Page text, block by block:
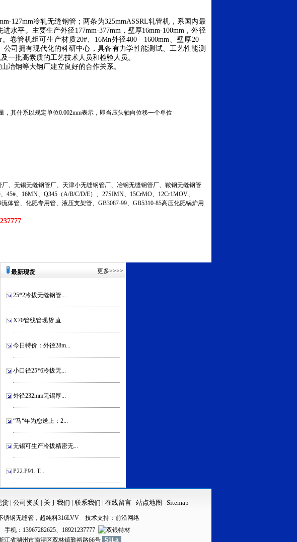
-127mm冷轧无缝钢管；两条为325mmASSRL轧管机，系国内最
进水平。主要生产外径177mm-377mm，壁厚16mm-100mm ，外径
。卷管机组可生产材质20#、 16Mn外径400—1600mm、壁厚20—
司拥有现代化的科研中心，具备有力学性能测试、工艺性能测
一批高素质的工艺技术人员和检验人员。
钢等大钢厂建立良好的合作关系。
其什系以规定单位0.002mm表示，即当压头轴向位移一个单位
无锡无缝钢管厂、天津小无缝钢管厂、冶钢无缝钢管厂、鞍钢无缝钢管
45#、16MN、Q345（A/B/C/D/E）、27SIMN、15CrMO、12Cr1MOV、
体管、化肥专用管、液压支架管、GB3087-99、GB5310-85高压化肥锅炉用
最新现货 更多>>>>
25*2冷拔无缝钢管...
X70管线管现货 直...
今日特价：外径28m...
小口径25*6冷拔无...
外径232mm无锡厚...
“马“年为您送上：2...
无锡可生产冷拔精密无...
P22.P91. T...
货 | 公司资质 | 关于我们 | 联系我们 | 在线留言 站点地图 Sitemap
锈钢无缝管 ， 超纯料316LVV 技术支持： 前沿网络
机：13967282625、18921237777
江省湖州市南浔区双林镇勤裕路66号 51La